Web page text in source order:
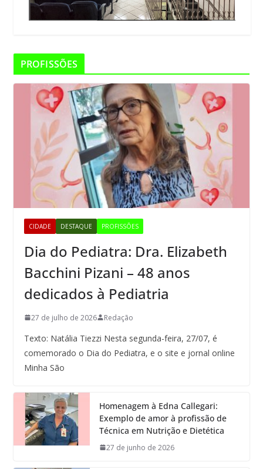
PROFISSÕES
CIDADE DESTAQUE PROFISSÕES
Dia do Pediatra: Dra. Elizabeth
Bacchini Pizani – 48 anos
dedicados à Pediatria
27 de julho de 2026 Redação
Texto: Natália Tiezzi Nesta segunda-feira, 27/07, é
comemorado o Dia do Pediatra, e o site e jornal online
Minha São
Homenagem à Edna Callegari:
Exemplo de amor à profissão de
Técnica em Nutrição e Dietética
27 de junho de 2026